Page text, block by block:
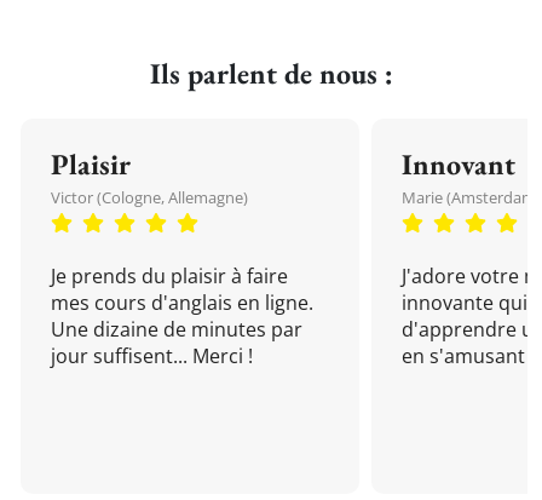
Ils parlent de nous :
Plaisir
Victor (Cologne, Allemagne)
Je prends du plaisir à faire
mes cours d'anglais en ligne.
Une dizaine de minutes par
jour suffisent... Merci !
Innovant
Marie (Amsterdam,
J'adore votre
innovante qui
d'apprendre
en s'amusant !